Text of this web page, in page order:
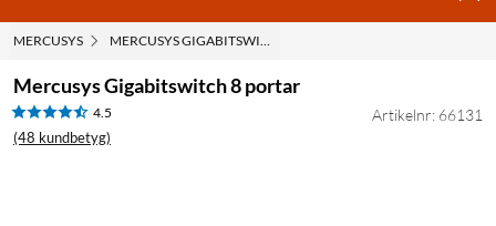
MERCUSYS MERCUSYS GIGABITSWITCH 8 PORTAR
Mercusys Gigabitswitch 8 portar
4.5
(48 kundbetyg)
Artikelnr: 66131